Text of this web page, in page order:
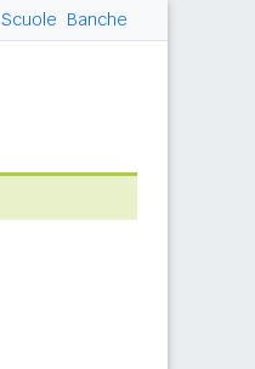
Scuole Banche